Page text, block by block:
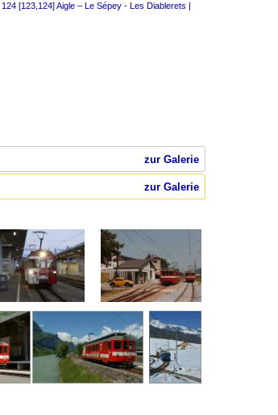
[123,124] Aigle – Le Sépey - Les Diablerets |
zur Galerie
zur Galerie